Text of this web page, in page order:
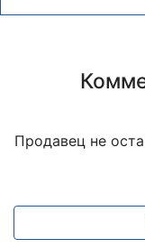
Продавец не